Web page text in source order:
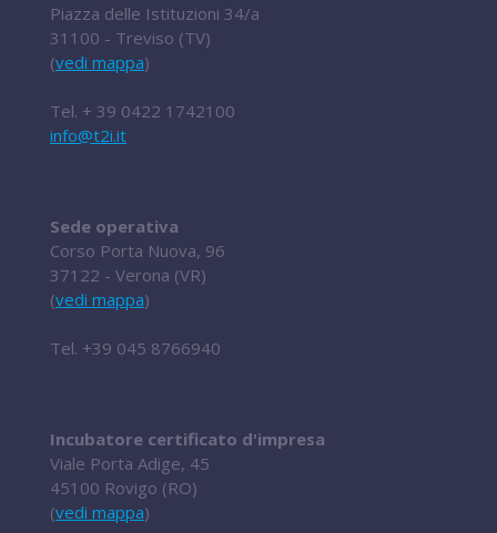
Piazza delle Istituzioni 34/a
31100 - Treviso (TV)
(vedi mappa)
Tel. + 39 0422 1742100
info@t2i.it
Sede operativa
Corso Porta Nuova, 96
37122 - Verona (VR)
(vedi mappa)
Tel. +39 045 8766940
Incubatore certificato d'impresa
Viale Porta Adige, 45
45100 Rovigo (RO)
(vedi mappa)